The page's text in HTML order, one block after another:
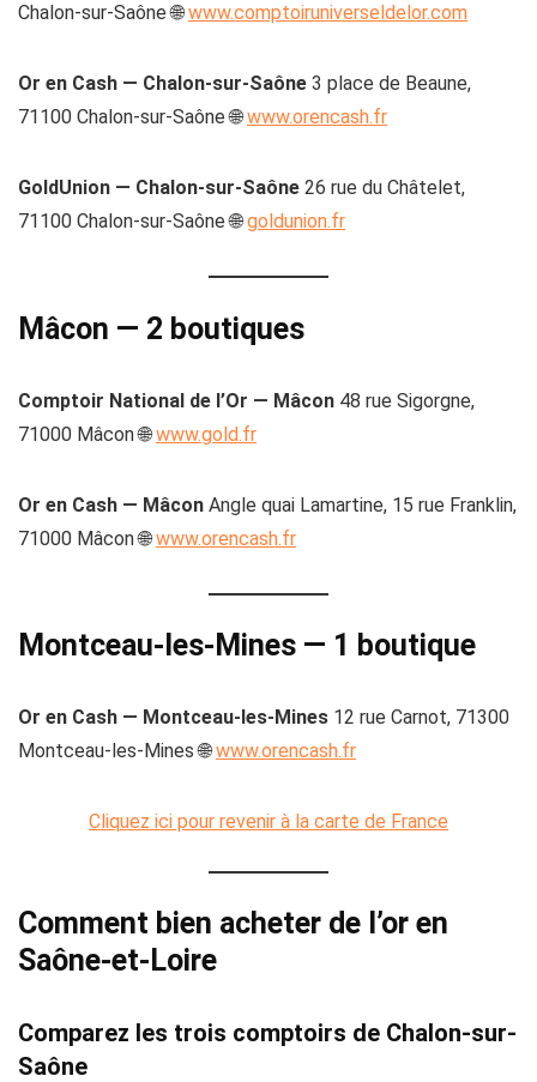
Chalon-sur-Saône 🌐www.comptoiruniverseldelor.com
Or en Cash — Chalon-sur-Saône 3 place de Beaune,
71100 Chalon-sur-Saône 🌐www.orencash.fr
GoldUnion — Chalon-sur-Saône 26 rue du Châtelet,
71100 Chalon-sur-Saône 🌐goldunion.fr
Mâcon — 2 boutiques
Comptoir National de l’Or — Mâcon 48 rue Sigorgne,
71000 Mâcon 🌐www.gold.fr
Or en Cash — Mâcon Angle quai Lamartine, 15 rue Franklin,
71000 Mâcon 🌐www.orencash.fr
Montceau-les-Mines — 1 boutique
Or en Cash — Montceau-les-Mines 12 rue Carnot, 71300
Montceau-les-Mines 🌐www.orencash.fr
Cliquez ici pour revenir à la carte de France
Comment bien acheter de l’or en
Saône-et-Loire
Comparez les trois comptoirs de Chalon-sur-
Saône